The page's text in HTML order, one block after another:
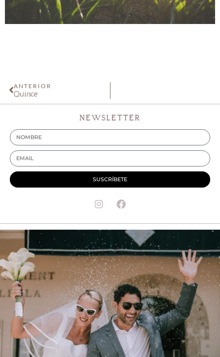
ANTERIOR
Quince
NEWSLETTER
SUSCRÍBETE